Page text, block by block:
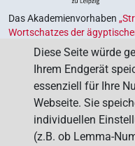
Das Akademienvorhaben
Wortschatzes der
Alten Ägypten‟
ist Teil des
Akademienprogramms , das
Vergegenwärtigung
das Programm von der
Wissenschaften.
Diese Seite würde
Ihrem Endgerät
essenziell für Ihre
Webseite. Sie
individuellen
(z.B. ob Lemma-